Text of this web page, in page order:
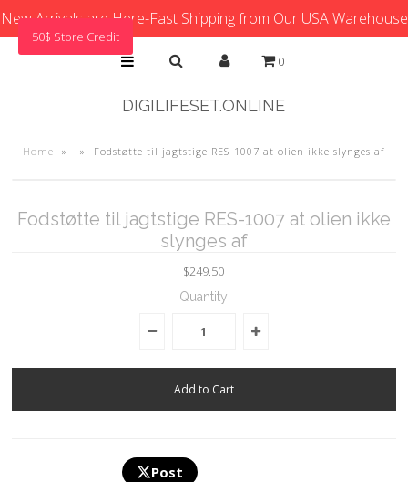
New Arrivals are Here-Fast Shipping from Our USA Warehouse
0
DIGILIFESET.ONLINE
Home » » Fodstøtte til jagtstige RES-1007 at olien ikke slynges af
Fodstøtte til jagtstige RES-1007 at olien ikke
slynges af
$249.50
Quantity
Post
50$ Store Credit